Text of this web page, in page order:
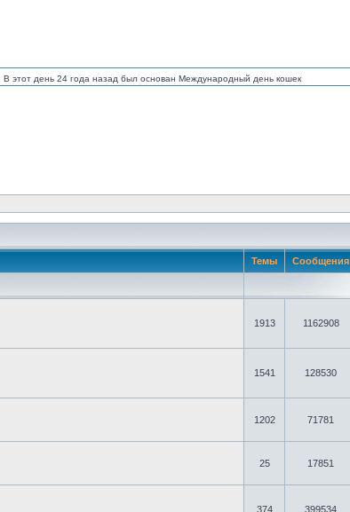
В этот день 24 года назад был основан Международный день кошек
Темы Сообщения
1913 1162908
1541 128530
1202 71781
25 17851
374 399534